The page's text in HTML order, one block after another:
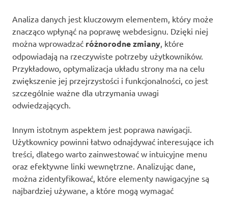
Analiza danych jest kluczowym elementem, który może
znacząco wpłynąć na poprawę webdesignu. Dzięki niej
można wprowadzać różnorodne zmiany, które
odpowiadają na rzeczywiste potrzeby użytkowników.
Przykładowo, optymalizacja układu strony ma na celu
zwiększenie jej przejrzystości i funkcjonalności, co jest
szczególnie ważne dla utrzymania uwagi
odwiedzających.
Innym istotnym aspektem jest poprawa nawigacji.
Użytkownicy powinni łatwo odnajdywać interesujące ich
treści, dlatego warto zainwestować w intuicyjne menu
oraz efektywne linki wewnętrzne. Analizując dane,
można zidentyfikować, które elementy nawigacyjne są
najbardziej używane, a które mogą wymagać